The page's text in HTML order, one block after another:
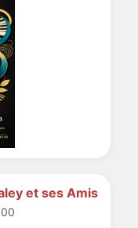
et ses Amis